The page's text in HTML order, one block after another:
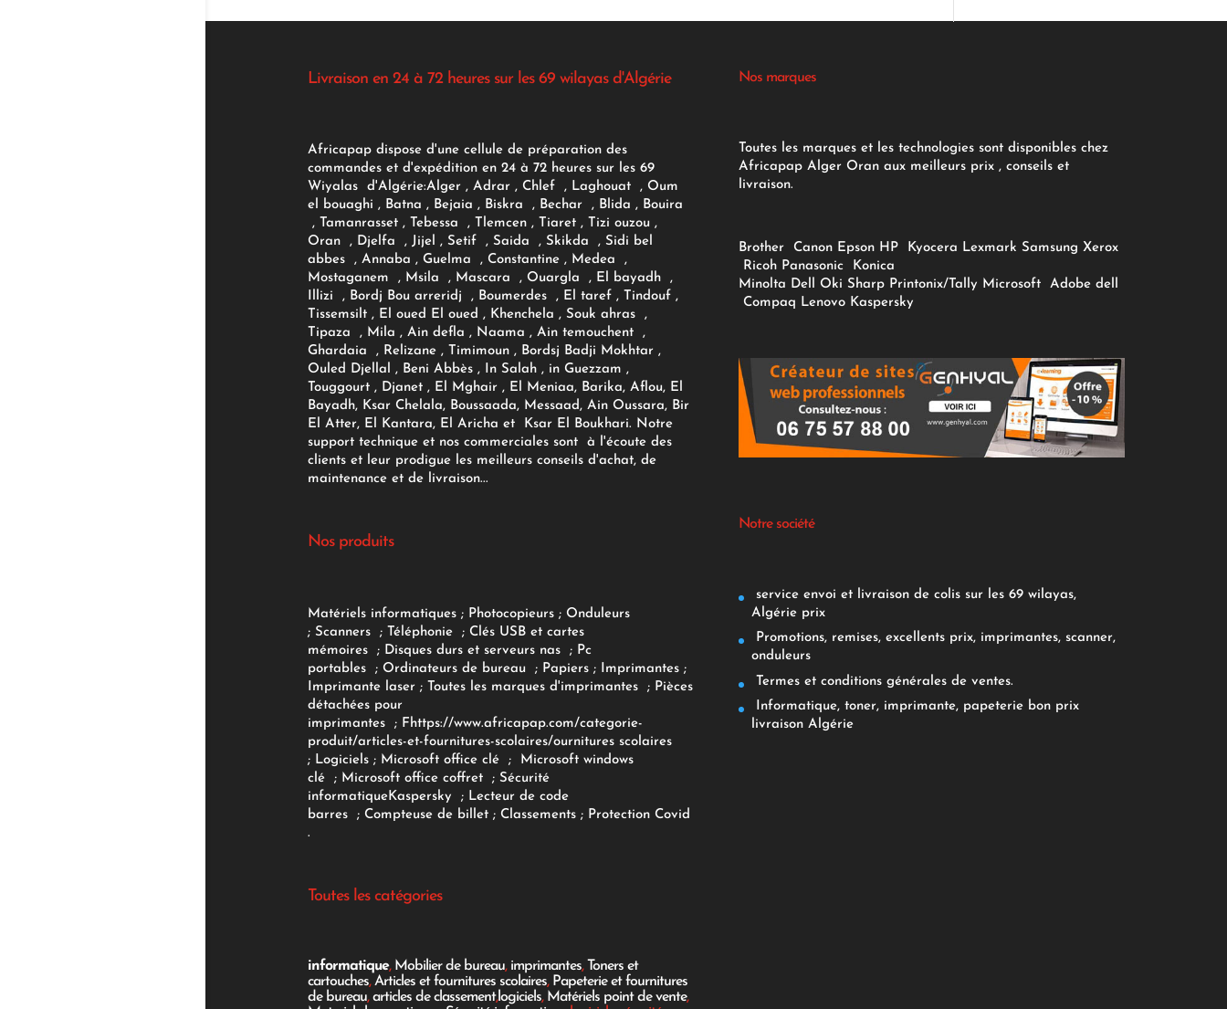
Livraison en 24 à 72 heures sur les 69 wilayas d'Algérie
Africapap dispose d'une cellule de préparation des
commandes et d'expédition en 24 à 72 heures sur les 69
Wiyalas d'Algérie:Alger , Adrar, Chlef , Laghouat , Oum
el bouaghi , Batna , Bejaia , Biskra , Bechar , Blida , Bouira
, Tamanrasset , Tebessa , Tlemcen , Tiaret , Tizi ouzou ,
Oran , Djelfa , Jijel , Setif , Saida , Skikda , Sidi bel
abbes , Annaba , Guelma , Constantine , Medea ,
Mostaganem , Msila , Mascara , Ouargla , El bayadh ,
Illizi , Bordj Bou arreridj , Boumerdes , El taref , Tindouf ,
Tissemsilt , El oued El oued , Khenchela , Souk ahras ,
Tipaza , Mila , Ain defla , Naama , Ain temouchent ,
Ghardaia , Relizane , Timimoun , Bordsj Badji Mokhtar ,
Ouled Djellal , Beni Abbès , In Salah , in Guezzam ,
Touggourt , Djanet , El Mghair , El Meniaa, Barika, Aflou, El
Bayadh, Ksar Chelala, Boussaada, Messaad, Ain Oussara, Bir
El Atter, El Kantara, El Aricha et Ksar El Boukhari. Notre
support technique et nos commerciales sont à l'écoute des
clients et leur prodigue les meilleurs conseils d'achat, de
maintenance et de livraison...
Nos produits
Matériels informatiques; Photocopieurs; Onduleurs
; Scanners ; Téléphonie ; Clés USB et cartes
mémoires
; Disques durs et serveurs nas ; Pc
portables
; Ordinateurs de bureau ; Papiers; Imprimantes;
Imprimante laser; Toutes les marques d'imprimantes ; Pièces
détachées pour
imprimantes
; F https://www.africapap.com/categorie-
produit/articles-et-fournitures-scolaires/ournitures scolaires
; Logiciels ; Microsoft office clé ;
Microsoft windows
clé; Microsoft office coffret ; Sécurité
informatiqueKaspersky ; Lecteur de code
barres
; Compteuse de billet; Classements ; Protection Covid
.
Toutes les catégories
informatique, Mobilier de bureau, imprimantes, Toners et
cartouches,Articles et fournitures scolaires, Papeterie et fournitures
de bureau,articles de classement,logiciels, Matériels point de vente,
Nos marques
Toutes les marques et les technologies sont disponibles chez
Africapap Alger Oran aux meilleurs prix , conseils et
livraison.
Brother Canon Epson HP Kyocera Lexmark Samsung Xerox
Ricoh Panasonic
Konica
Minolta Dell Oki Sharp Printonix/Tally Microsoft Adobe dell
Compaq Lenovo Kaspersky
Notre société
service envoi et livraison de colis sur les 69 wilayas,
Algérie prix
Promotions, remises, excellents prix, imprimantes, scanner,
onduleurs
Termes et conditions générales de ventes.
Informatique, toner, imprimante, papeterie bon prix
livraison Algérie